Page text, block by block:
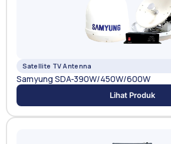
Satellite TV Antenna
Samyung SDA-390W/450W/600W
Lihat Produk